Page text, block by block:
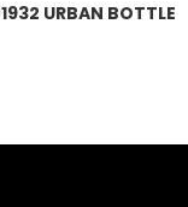
URBAN BOTTLE